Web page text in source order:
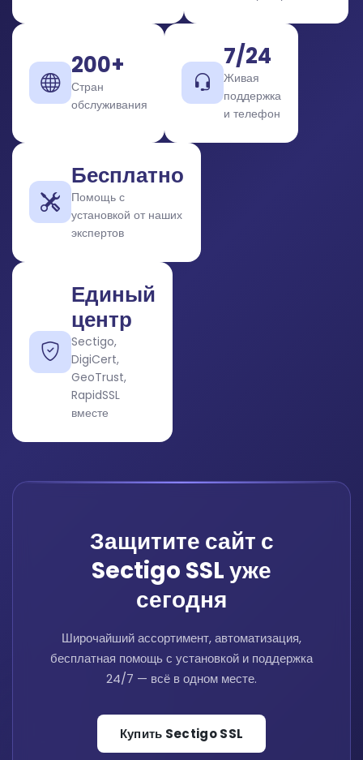
200+
Стран
обслуживания
7/24
Живая
поддержка
и телефон
Бесплатно
Помощь с
установкой от наших
экспертов
Единый
центр
Sectigo,
DigiCert,
GeoTrust,
RapidSSL
вместе
Защитите сайт с
Sectigo SSL уже
сегодня
Широчайший ассортимент, автоматизация,
бесплатная помощь с установкой и поддержка
24/7 — всё в одном месте.
Купить Sectigo SSL